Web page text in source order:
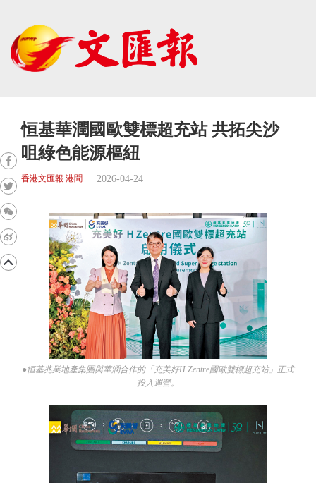
恒基華潤國歐雙標超充站 共拓尖沙
咀綠色能源樞紐
香港文匯報 港聞 2026-04-24
●恒基兆業地產集團與華潤合作的「充美好H Zentre國歐雙標超充站」正式
投入運營。